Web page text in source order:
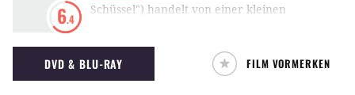
6.4
Schüssel") handelt von einer kleinen
Schlüsselrolle bei der ersten Mondlandung im
Rahmen der Apollo-Mission spielte.
DVD & BLU-RAY FILM VORMERKEN